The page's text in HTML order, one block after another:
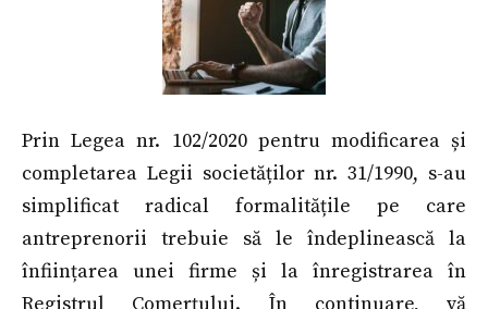
Prin Legea nr. 102/2020 pentru modificarea și
completarea Legii societăților nr. 31/1990, s-au
simplificat radical formalitățile pe care
antreprenorii trebuie să le îndeplinească la
înființarea unei firme și la înregistrarea în